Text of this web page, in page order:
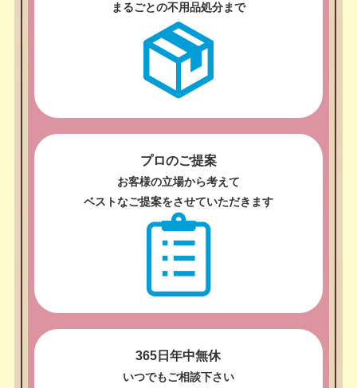
まるごとの不用品処分まで
プロのご提案
お客様の立場から考えて
ベストなご提案をさせていただきます
365日年中無休
いつでもご相談下さい